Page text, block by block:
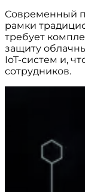
Современный
рамки
требует
защиту
IoT-систем и,
сотрудников.